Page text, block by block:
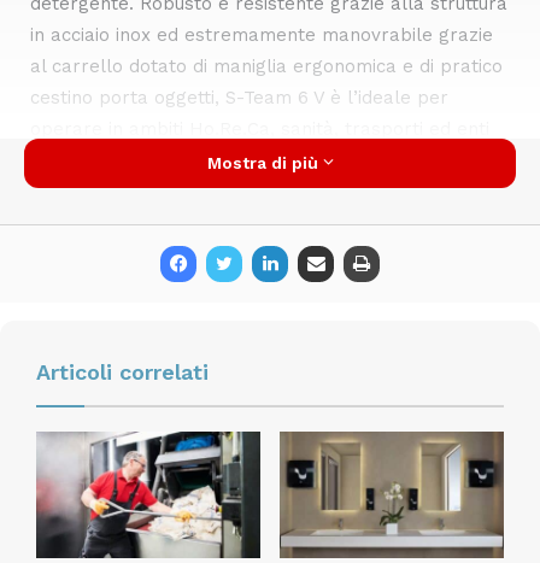
in acciaio inox ed estremamente manovrabile grazie
al carrello dotato di maniglia ergonomica e di pratico
cestino porta oggetti, S-Team 6 V è l’ideale per
www.ghibliwirbel.com
Mostra di più
Articoli correlati